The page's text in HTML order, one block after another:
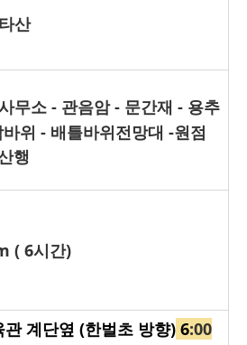
산
무소 - 관음암 - 문간재 - 용추
위 - 배틀바위전망대 -원점
행
( 6시간)
관 계단옆 (한벌초 방향) 6:00